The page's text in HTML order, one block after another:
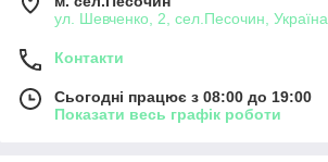
ул. Шевченко, 2, сел.Песочин, Україна
Контакти
Сьогодні працює з 08:00 до 19:00
Показати весь графік роботи